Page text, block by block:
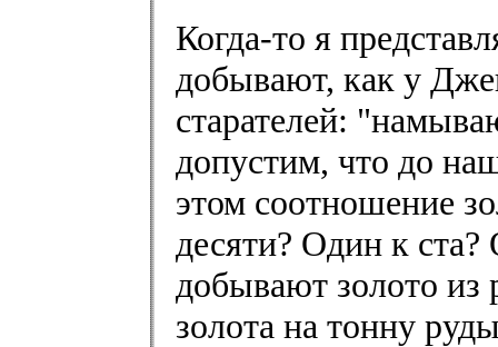
Когда-то я
добывают, как у
старателей:
допустим, что до
этом соотношение
десяти? Один к
добывают золото из
золота на тонну